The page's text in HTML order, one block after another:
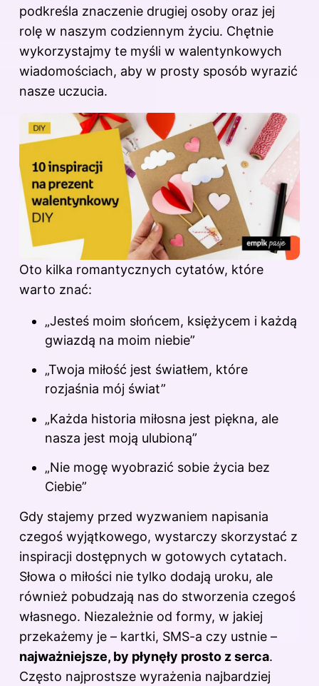
podkreśla znaczenie drugiej osoby oraz jej
rolę w naszym codziennym życiu. Chętnie
wykorzystajmy te myśli w walentynkowych
wiadomościach, aby w prosty sposób wyrazić
nasze uczucia.
Oto kilka romantycznych cytatów, które
warto znać:
„Jesteś moim słońcem, księżycem i każdą
gwiazdą na moim niebie”
„Twoja miłość jest światłem, które
rozjaśnia mój świat”
„Każda historia miłosna jest piękna, ale
nasza jest moją ulubioną”
„Nie mogę wyobrazić sobie życia bez
Ciebie”
Gdy stajemy przed wyzwaniem napisania
czegoś wyjątkowego, wystarczy skorzystać z
inspiracji dostępnych w gotowych cytatach.
Słowa o miłości nie tylko dodają uroku, ale
również pobudzają nas do stworzenia czegoś
własnego. Niezależnie od formy, w jakiej
przekażemy je – kartki, SMS-a czy ustnie –
najważniejsze, by płynęły prosto z serca.
Często najprostsze wyrażenia najbardziej